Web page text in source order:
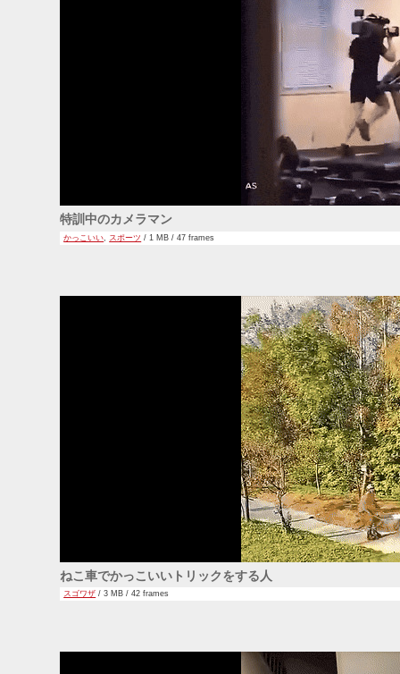
特訓中のカメラマン
かっこいい スポーツ / 1 MB / 47 frames
ねこ車でかっこいいトリックをする人
スゴワザ / 3 MB / 42 frames